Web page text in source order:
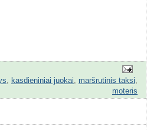
kasdieniniai juokai maršrutinis taksi
moteris